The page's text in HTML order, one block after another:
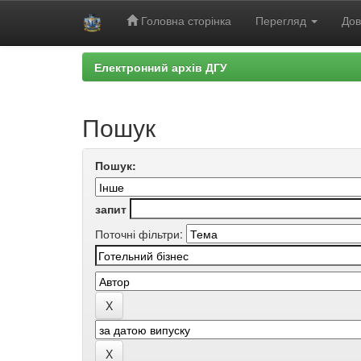
Головна сторінка Перегляд
Електронний архів ДГУ
Пошук
Пошук:
запит
Поточні фільтри: